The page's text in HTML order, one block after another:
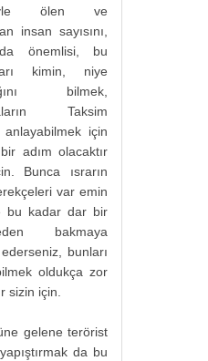
ölen ve
insan sayısını,
önemlisi, bu
kimin, niye
bilmek,
Taksim
anlayabilmek için
adım olacaktır
Bunca ısrarın
var emin
bu kadar dar bir
bakmaya
bunları
oldukça zor
sizin için.
gelene terörist
da bu